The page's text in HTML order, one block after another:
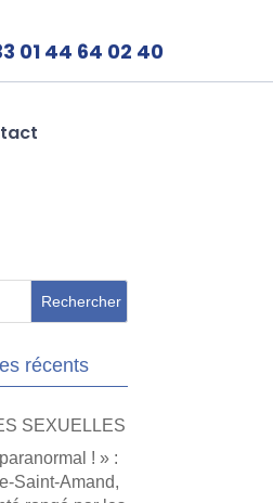
01 44 64 02 40
récents
SEXUELLES
! » :
Saint-Amand,